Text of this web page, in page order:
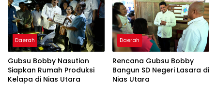
Daerah
Gubsu Bobby Nasution
Siapkan Rumah Produksi
Kelapa di Nias Utara
Daerah
Rencana Gubsu Bobby
Bangun SD Negeri Lasara di
Nias Utara